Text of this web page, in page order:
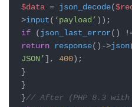
$data = json_decode(
>input( ‘payload’ ));
if (json_last_error()
return response()->json
JSON’ ], 400);
}
}
}// After (PHP 8.3 with